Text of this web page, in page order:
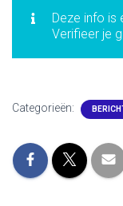
Deze info is
Verifieer je
Categorieën: